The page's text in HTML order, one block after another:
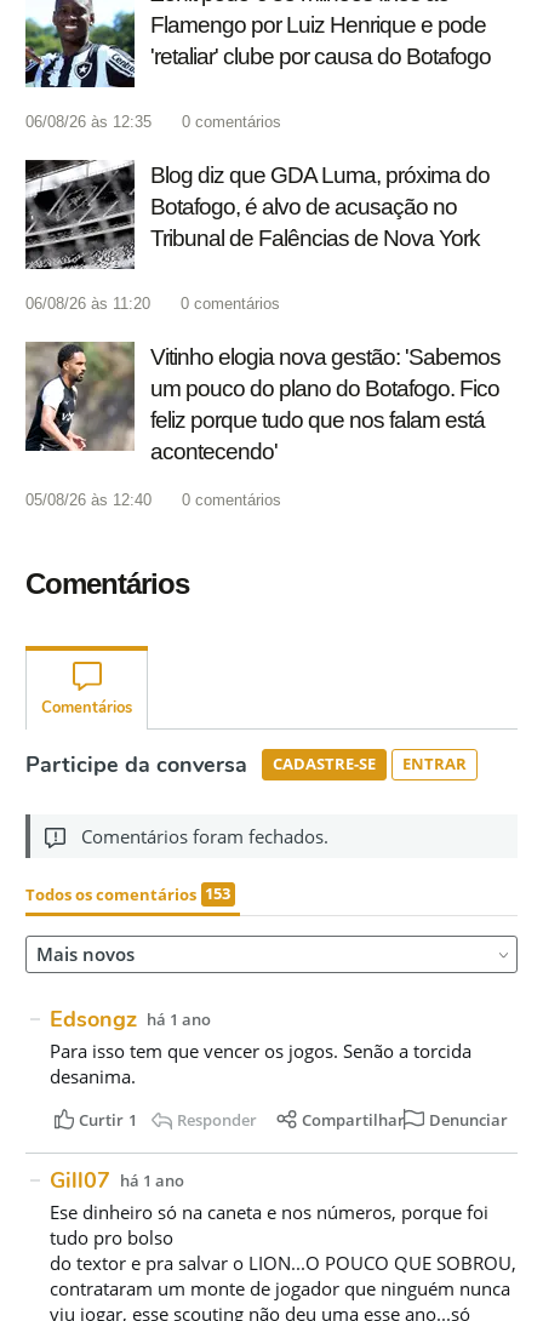
Flamengo por Luiz Henrique e pode
'retaliar' clube por causa do Botafogo
06/08/26 às 12:35 0 comentários
Blog diz que GDA Luma, próxima do
Botafogo, é alvo de acusação no
Tribunal de Falências de Nova York
06/08/26 às 11:20 0 comentários
Vitinho elogia nova gestão: 'Sabemos
um pouco do plano do Botafogo. Fico
feliz porque tudo que nos falam está
acontecendo'
05/08/26 às 12:40 0 comentários
Comentários